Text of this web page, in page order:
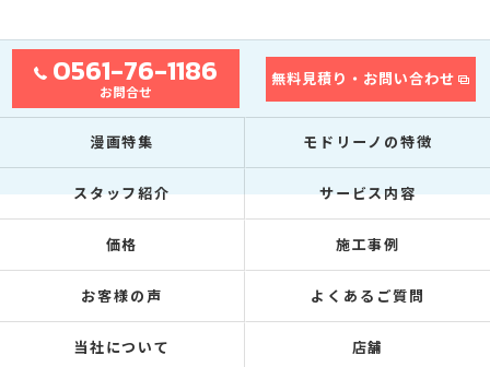
0561-76-1186
お問合せ
無料見積り・お問い合わせ
漫画特集 モドリーノの特徴
スタッフ紹介 サービス内容
価格 施工事例
お客様の声 よくあるご質問
当社について 店舗